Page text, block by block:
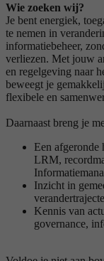
Wie zoeken wij?
Je bent energiek,
te nemen in
informatiebeheer,
verliezen. Met jouw
en regelgeving naar
beweegt je
flexibele en
Daarnaast breng je
Een
LRM,
Inzicht in
Kennis van
governance,